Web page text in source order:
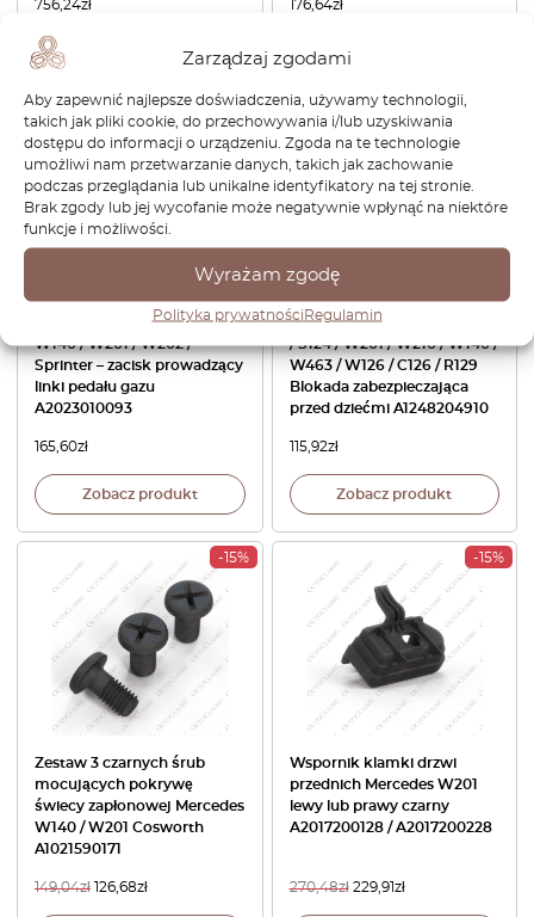
Zarządzaj zgodami
Aby zapewnić najlepsze doświadczenia, używamy technologii,
takich jak pliki cookie, do przechowywania i/lub uzyskiwania
dostępu do informacji o urządzeniu. Zgoda na te technologie
umożliwi nam przetwarzanie danych, takich jak zachowanie
podczas przeglądania lub unikalne identyfikatory na tej stronie.
Brak zgody lub jej wycofanie może negatywnie wpłynąć na niektóre
funkcje i możliwości.
Wyrażam zgodę
Polityka prywatności Regulamin
756,24zł
Zobacz produkt
176,64zł
Zobacz produkt
Mercedes W124 / W129 /
W140 / W201 / W202 /
Sprinter – zacisk prowadzący
linki pedału gazu
A2023010093
165,60zł
Zobacz produkt
Mercedes W124 / A124 / C124
/ S124 / W201 / W210 / W140 /
W463 / W126 / C126 / R129
Blokada zabezpieczająca
przed dziećmi A1248204910
115,92zł
Zobacz produkt
-15%
Zestaw 3 czarnych śrub
mocujących pokrywę
świecy zapłonowej Mercedes
W140 / W201 Cosworth
A1021590171
149,04zł 126,68zł
-15%
Wspornik klamki drzwi
przednich Mercedes W201
lewy lub prawy czarny
A2017200128 / A2017200228
270,48zł 229,91zł